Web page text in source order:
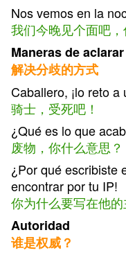
Nos vemos en la
我们今晚见个面吧
Maneras de
解决分歧的方式
Caballero, ¡lo reto a
骑士，受死吧！
¿Qué es lo que
废物，你什么意思？
¿Por qué escribiste
encontrar por tu IP!
你为什么要写在他的
Autoridad
谁是权威？